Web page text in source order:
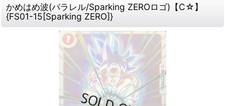
かめはめ波(パラレル/Sparking ZEROロゴ)【C☆】
{FS01-15[Sparking ZERO]}